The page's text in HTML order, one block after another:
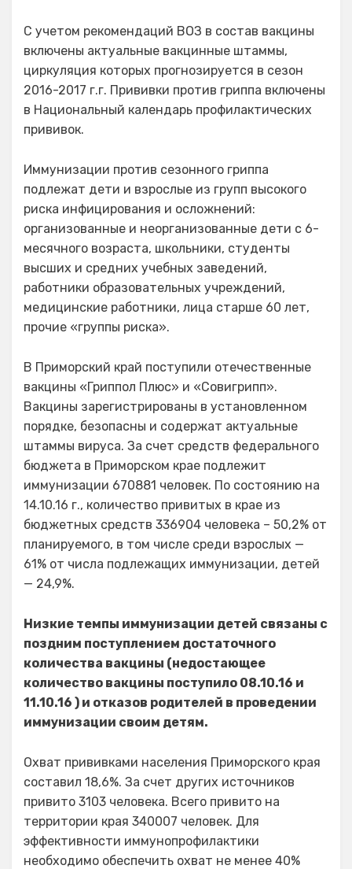
С учетом рекомендаций ВОЗ в состав вакцины
включены актуальные вакцинные штаммы,
циркуляция которых прогнозируется в сезон
2016-2017 г.г. Прививки против гриппа включены
в Национальный календарь профилактических
прививок.
Иммунизации против сезонного гриппа
подлежат дети и взрослые из групп высокого
риска инфицирования и осложнений:
организованные и неорганизованные дети с 6-
месячного возраста, школьники, студенты
высших и средних учебных заведений,
работники образовательных учреждений,
медицинские работники, лица старше 60 лет,
прочие «группы риска».
В Приморский край поступили отечественные
вакцины «Гриппол Плюс» и «Совигрипп».
Вакцины зарегистрированы в установленном
порядке, безопасны и содержат актуальные
штаммы вируса. За счет средств федерального
бюджета в Приморском крае подлежит
иммунизации 670881 человек. По состоянию на
14.10.16 г., количество привитых в крае из
бюджетных средств 336904 человека – 50,2% от
планируемого, в том числе среди взрослых —
61% от числа подлежащих иммунизации, детей
— 24,9%.
Низкие темпы иммунизации детей связаны с
поздним поступлением достаточного
количества вакцины (недостающее
количество вакцины поступило 08.10.16 и
11.10.16 ) и отказов родителей в проведении
иммунизации своим детям.
Охват прививками населения Приморского края
составил 18,6%. За счет других источников
привито 3103 человека. Всего привито на
территории края 340007 человек. Для
эффективности иммунопрофилактики
необходимо обеспечить охват не менее 40%